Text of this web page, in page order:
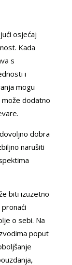
osjećaj
Kada
s
i
mogu
dodatno
dobra
narušiti
biti izuzetno
o sebi. Na
poput